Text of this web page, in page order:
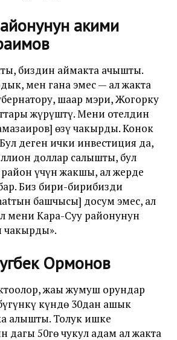
акими
биздин аймакта ачышты.
мен гана эмес — ал жакта
шаар мэри, Жогорку
жүрүштү. Мени отелдин
өзү чакырды. Конок
деген ички инвестиция да,
доллар салышты, бул
район үчүн жакшы, ал жерде
Биз бири-бирибизди
башчысы] досум эмес, ал
мени Кара-Суу районунун
чакырды».
Ормонов
жаңы жумуш орундар
күндө 30дан ашык
алышты. Толук ишке
дагы 50гө чукул адам ал жакта